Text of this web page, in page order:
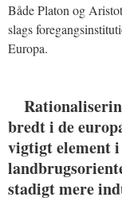
Både Platon og
slags
Europa.
bredt i de
vigtigt element
stadigt mere